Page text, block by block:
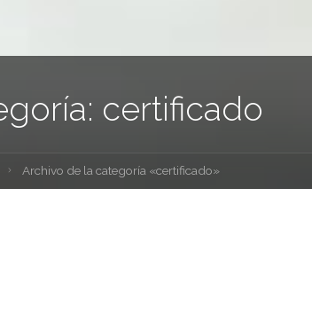
certificado
InicioArchivo de la categoría «certificado»